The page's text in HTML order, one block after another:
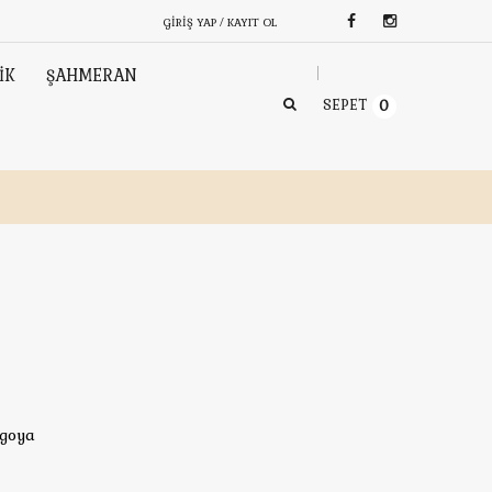
GIRIŞ YAP / KAYIT OL
ŞAHMERAN
SEPET 0